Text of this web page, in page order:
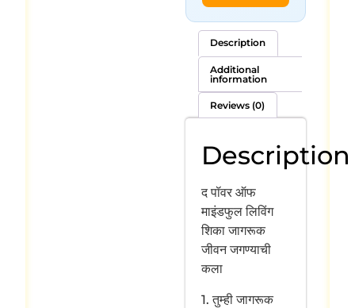
Description
Additional
information
Reviews (0)
Description
द पॉवर ऑफ
माइंडफुल लिविंग
शिका जागरूक
जीवन जगण्याची
कला
1. तुम्ही जागरूक